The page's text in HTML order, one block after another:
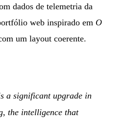
dados de telemetria da
web inspirado em O
um layout coerente.
a significant upgrade in
the intelligence that